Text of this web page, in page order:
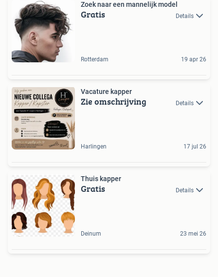
Zoek naar een mannelijk model
Gratis Details
Rotterdam 19 apr 26
Vacature kapper
Zie omschrijving Details
Harlingen 17 jul 26
Thuis kapper
Gratis Details
Deinum 23 mei 26